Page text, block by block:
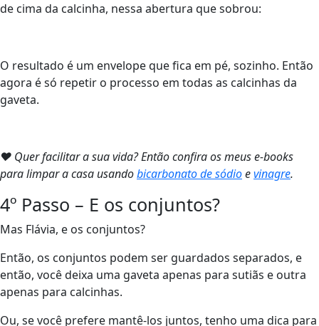
de cima da calcinha, nessa abertura que sobrou:
O resultado é um envelope que fica em pé, sozinho. Então
agora é só repetir o processo em todas as calcinhas da
gaveta.
❤ Quer facilitar a sua vida? Então confira os meus e-books
para limpar a casa usandobicarbonato de sódioevinagre.
4º Passo – E os conjuntos?
Mas Flávia, e os conjuntos?
Então, os conjuntos podem ser guardados separados, e
então, você deixa uma gaveta apenas para sutiãs e outra
apenas para calcinhas.
Ou, se você prefere mantê-los juntos, tenho uma dica para